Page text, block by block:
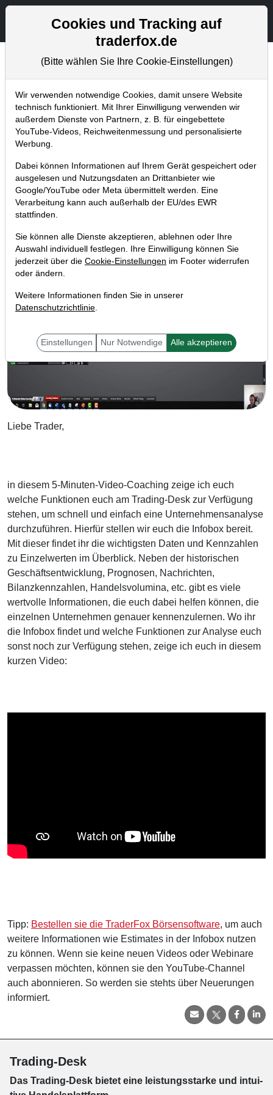
Aktien- und Artikelsuche
Trader-Blog
Home Blog Trader-Blog
Mit der Infobox könnt ihr eine
Unternehmensanalyse am Trading-
Desk durchführen!
13.06.2019 um 11:12 Uhr |A. Zehetner
Liebe Trader,
in diesem 5-Minuten-Video-Coaching zeige ich euch
welche Funktionen euch am Trading-Desk zur Verfügung
stehen, um schnell und einfach eine Unternehmensanalyse
durchzuführen. Hierfür stellen wir euch die Infobox bereit.
Mit dieser findet ihr die wichtigsten Daten und Kennzahlen
zu Einzelwerten im Überblick. Neben der historischen
Geschäftsentwicklung, Prognosen, Nachrichten,
Bilanzkennzahlen, Handelsvolumina, etc. gibt es viele
wertvolle Informationen, die euch dabei helfen können, die
einzelnen Unternehmen genauer kennenzulernen. Wo ihr
die Infobox findet und welche Funktionen zur Analyse euch
sonst noch zur Verfügung stehen, zeige ich euch in diesem
kurzen Video:
Tipp: Bestellen sie die TraderFox Börsensoftware, um auch
weitere Informationen wie Estimates in der Infobox nutzen
zu können. Wenn sie keine neuen Videos oder Webinare
verpassen möchten, können sie den YouTube-Channel
auch abonnieren. So werden sie stehts über Neuerungen
informiert.
Trading-Desk
Das Trading-Desk bie­tet eine leis­tungs­star­ke und in­tui­
Cookies und Tracking auf
traderfox.de
(Bitte wählen Sie Ihre Cookie-Einstellungen)
Wir verwenden notwendige Cookies, damit unsere Website
technisch funktioniert. Mit Ihrer Einwilligung verwenden wir
außerdem Dienste von Partnern, z. B. für eingebettete
YouTube-Videos, Reichweitenmessung und personalisierte
Werbung.
Dabei können Informationen auf Ihrem Gerät gespeichert oder
ausgelesen und Nutzungsdaten an Drittanbieter wie
Google/YouTube oder Meta übermittelt werden. Eine
Verarbeitung kann auch außerhalb der EU/des EWR
stattfinden.
Sie können alle Dienste akzeptieren, ablehnen oder Ihre
Auswahl individuell festlegen. Ihre Einwilligung können Sie
jederzeit über die Cookie-Einstellungen im Footer widerrufen
oder ändern.
Weitere Informationen finden Sie in unserer
Datenschutzrichtlinie.
Einstellungen Nur Notwendige Alle akzeptieren